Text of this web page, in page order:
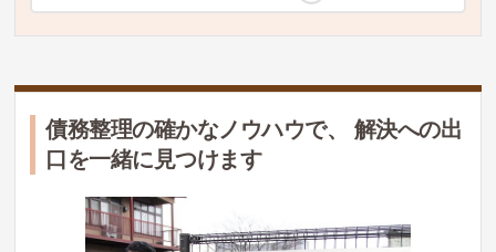
債務整理の確かなノウハウで、 解決への出
口を一緒に見つけます